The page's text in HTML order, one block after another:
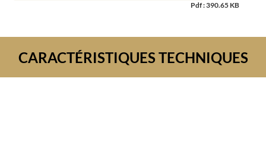
Pdf : 390.65 KB
CARACTÉRISTIQUES TECHNIQUES